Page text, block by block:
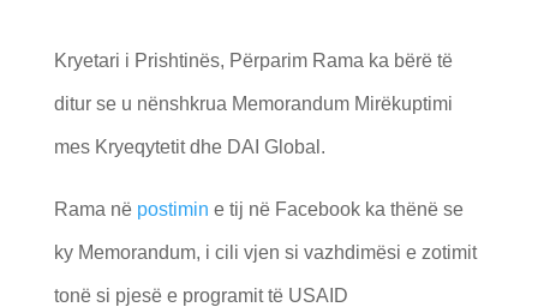
Kryetari i Prishtinës, Përparim Rama ka bërë të
ditur se u nënshkrua Memorandum Mirëkuptimi
mes Kryeqytetit dhe DAI Global.
Rama në postimin e tij në Facebook ka thënë se
ky Memorandum, i cili vjen si vazhdimësi e zotimit
tonë si pjesë e programit të USAID